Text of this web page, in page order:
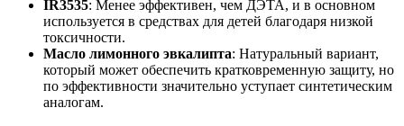
IR3535: Менее эффективен, чем ДЭТА, и в основном
используется в средствах для детей благодаря низкой
токсичности.
Масло лимонного эвкалипта: Натуральный вариант,
который может обеспечить кратковременную защиту, но
по эффективности значительно уступает синтетическим
аналогам.